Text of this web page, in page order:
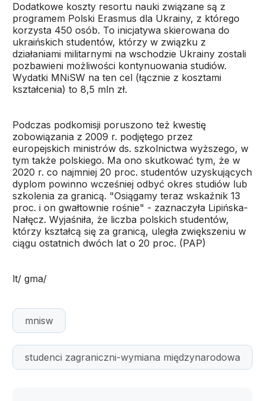
Dodatkowe koszty resortu nauki związane są z
programem Polski Erasmus dla Ukrainy, z którego
korzysta 450 osób. To inicjatywa skierowana do
ukraińskich studentów, którzy w związku z
działaniami militarnymi na wschodzie Ukrainy zostali
pozbawieni możliwości kontynuowania studiów.
Wydatki MNiSW na ten cel (łącznie z kosztami
kształcenia) to 8,5 mln zł.
Podczas podkomisji poruszono też kwestię
zobowiązania z 2009 r. podjętego przez
europejskich ministrów ds. szkolnictwa wyższego, w
tym także polskiego. Ma ono skutkować tym, że w
2020 r. co najmniej 20 proc. studentów uzyskujących
dyplom powinno wcześniej odbyć okres studiów lub
szkolenia za granicą. "Osiągamy teraz wskaźnik 13
proc. i on gwałtownie rośnie" - zaznaczyła Lipińska-
Nałęcz. Wyjaśniła, że liczba polskich studentów,
którzy kształcą się za granicą, uległa zwiększeniu w
ciągu ostatnich dwóch lat o 20 proc. (PAP)
lt/ gma/
mnisw
studenci zagraniczni-wymiana międzynarodowa